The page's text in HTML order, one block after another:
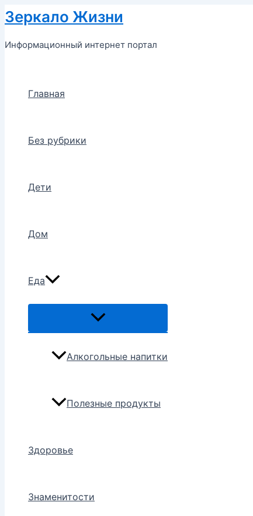
Перейти
к
содержимому
Зеркало Жизни
Информационный интернет портал
Главная
Без рубрики
Дети
Дом
Еда
Переключатель
Алкогольные напитки
Полезные продукты
Здоровье
Знаменитости